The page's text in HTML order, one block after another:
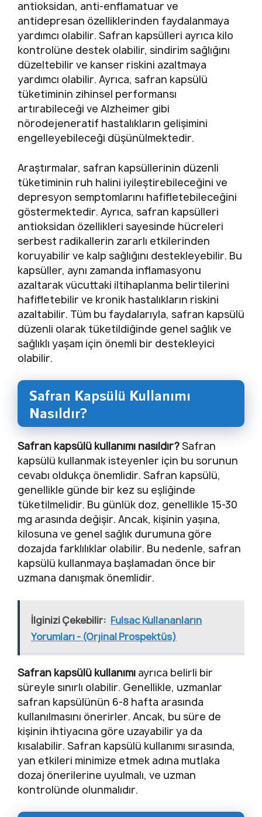
antioksidan, anti-enflamatuar ve
antidepresan özelliklerinden faydalanmaya
yardımcı olabilir. Safran kapsülleri ayrıca kilo
kontrolüne destek olabilir, sindirim sağlığını
düzeltebilir ve kanser riskini azaltmaya
yardımcı olabilir. Ayrıca, safran kapsülü
tüketiminin zihinsel performansı
artırabileceği ve Alzheimer gibi
nörodejeneratif hastalıkların gelişimini
engelleyebileceği düşünülmektedir.
Araştırmalar, safran kapsüllerinin düzenli
tüketiminin ruh halini iyileştirebileceğini ve
depresyon semptomlarını hafifletebileceğini
göstermektedir. Ayrıca, safran kapsülleri
antioksidan özellikleri sayesinde hücreleri
serbest radikallerin zararlı etkilerinden
koruyabilir ve kalp sağlığını destekleyebilir. Bu
kapsüller, aynı zamanda inflamasyonu
azaltarak vücuttaki iltihaplanma belirtilerini
hafifletebilir ve kronik hastalıkların riskini
azaltabilir. Tüm bu faydalarıyla, safran kapsülü
düzenli olarak tüketildiğinde genel sağlık ve
sağlıklı yaşam için önemli bir destekleyici
olabilir.
Safran Kapsülü Kullanımı
Nasıldır?
Safran kapsülü kullanımı nasıldır?Safran
kapsülü kullanmak isteyenler için bu sorunun
cevabı oldukça önemlidir. Safran kapsülü,
genellikle günde bir kez su eşliğinde
tüketilmelidir. Bu günlük doz, genellikle 15-30
mg arasında değişir. Ancak, kişinin yaşına,
kilosuna ve genel sağlık durumuna göre
dozajda farklılıklar olabilir. Bu nedenle, safran
kapsülü kullanmaya başlamadan önce bir
uzmana danışmak önemlidir.
İlginizi Çekebilir: Fulsac Kullananların
Yorumları - (Orjinal Prospektüs)
Safran kapsülü kullanımı ayrıca belirli bir
süreyle sınırlı olabilir. Genellikle, uzmanlar
safran kapsülünün 6-8 hafta arasında
kullanılmasını önerirler. Ancak, bu süre de
kişinin ihtiyacına göre uzayabilir ya da
kısalabilir. Safran kapsülü kullanımı sırasında,
yan etkileri minimize etmek adına mutlaka
dozaj önerilerine uyulmalı, ve uzman
kontrolünde olunmalıdır.